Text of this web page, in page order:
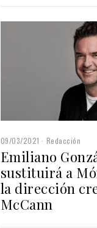
09/03/2021 Redacción
Emiliano
sustituirá a
la dirección
McCann